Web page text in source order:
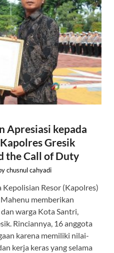
Apresiasi kepada
Gresik
the Call of Duty
chusnul cahyadi
Kepolisian Resor (Kapolres)
memberikan
warga Kota Santri,
Rinciannya, 16 anggota
karena memiliki nilai-
kerja keras yang selama